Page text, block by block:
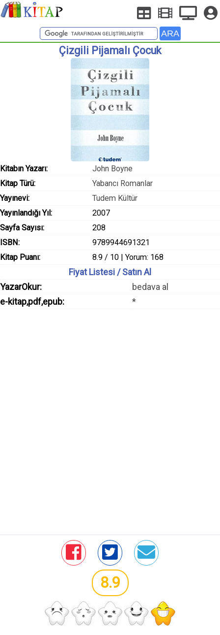
Çizgili Pijamalı Çocuk
Kitabın Yazarı:
John Boyne
Kitap Türü:
Yabancı Romanlar
Yayınevi:
Tudem Kültür
Yayınlandığı Yıl:
2007
Sayfa Sayısı:
208
ISBN:
9789944691321
Kitap Puanı:
8.9 / 10 | Yorum: 168
Fiyat Listesi / Satın Al
YazarOkur:
bedava al
e-kitap,pdf,epub:
*
8.9